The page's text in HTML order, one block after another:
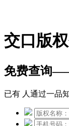
交口版
免费查询
已有 人通过一品